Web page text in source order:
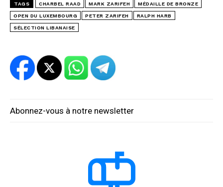
Abonnez-vous à notre newsletter
TAGS CHARBEL RAAD MARK ZARIFEH MÉDAILLE DE BRONZE
OPEN DU LUXEMBOURG PETER ZARIFEH RALPH HARB
SÉLECTION LIBANAISE